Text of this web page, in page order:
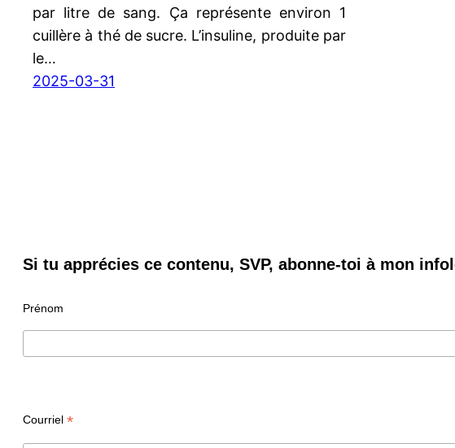
par litre de sang. Ça représente environ 1
cuillère à thé de sucre. L’insuline, produite par
le…
2025-03-31
Si tu apprécies ce contenu, SVP, abonne-toi à mon
Prénom
Courriel *